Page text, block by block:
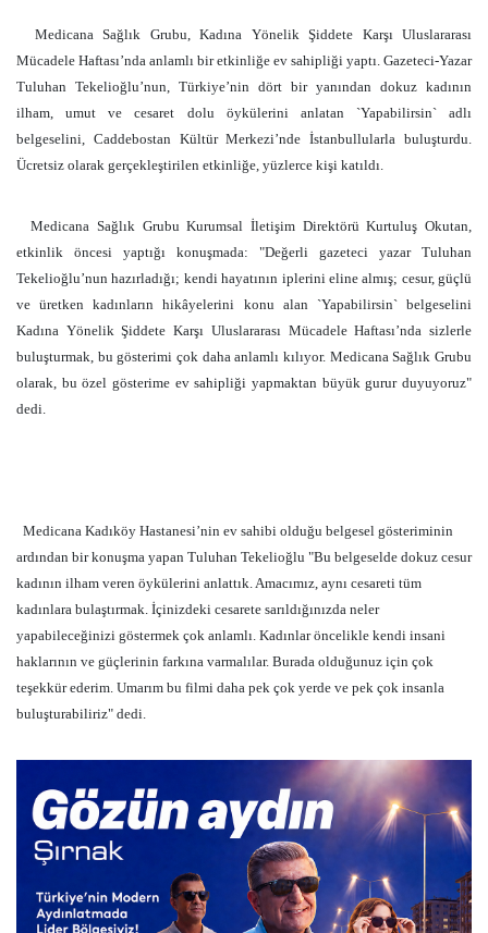
Medicana Sağlık Grubu, Kadına Yönelik Şiddete Karşı Uluslararası
Mücadele Haftası’nda anlamlı bir etkinliğe ev sahipliği yaptı. Gazeteci-Yazar
Tuluhan Tekelioğlu’nun, Türkiye’nin dört bir yanından dokuz kadının
ilham, umut ve cesaret dolu öykülerini anlatan `Yapabilirsin` adlı
belgeselini, Caddebostan Kültür Merkezi’nde İstanbullularla buluşturdu.
Ücretsiz olarak gerçekleştirilen etkinliğe, yüzlerce kişi katıldı.
Medicana Sağlık Grubu Kurumsal İletişim Direktörü Kurtuluş Okutan,
etkinlik öncesi yaptığı konuşmada: "Değerli gazeteci yazar Tuluhan
Tekelioğlu’nun hazırladığı; kendi hayatının iplerini eline almış; cesur, güçlü
ve üretken kadınların hikâyelerini konu alan `Yapabilirsin` belgeselini
Kadına Yönelik Şiddete Karşı Uluslararası Mücadele Haftası’nda sizlerle
buluşturmak, bu gösterimi çok daha anlamlı kılıyor. Medicana Sağlık Grubu
olarak, bu özel gösterime ev sahipliği yapmaktan büyük gurur duyuyoruz"
dedi.
Medicana Kadıköy Hastanesi’nin ev sahibi olduğu belgesel gösteriminin
ardından bir konuşma yapan Tuluhan Tekelioğlu "Bu belgeselde dokuz cesur
kadının ilham veren öykülerini anlattık. Amacımız, aynı cesareti tüm
kadınlara bulaştırmak. İçinizdeki cesarete sarıldığınızda neler
yapabileceğinizi göstermek çok anlamlı. Kadınlar öncelikle kendi insani
haklarının ve güçlerinin farkına varmalılar. Burada olduğunuz için çok
teşekkür ederim. Umarım bu filmi daha pek çok yerde ve pek çok insanla
buluşturabiliriz" dedi.